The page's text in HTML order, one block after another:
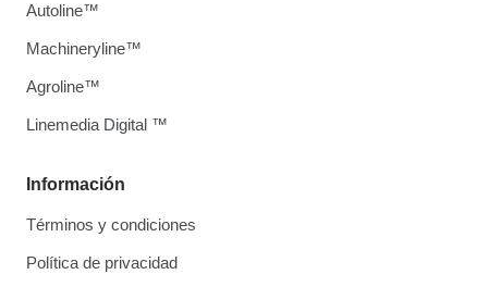
Información
Términos y condiciones
Política de privacidad
Autoline™
Machineryline™
Agroline™
Linemedia Digital ™